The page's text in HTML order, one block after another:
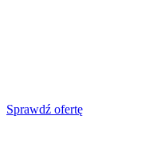
Sprawdź ofertę